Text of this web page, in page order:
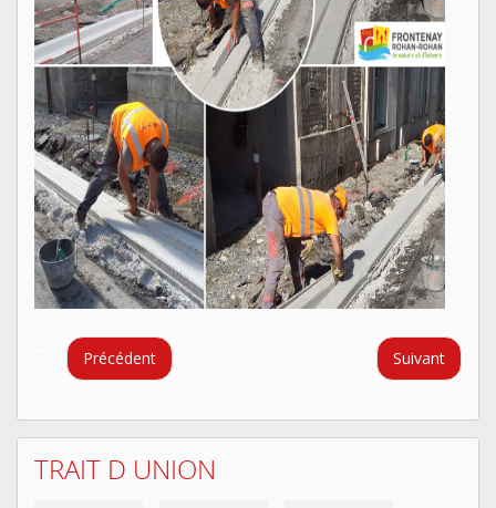
Précédent Suivant
TRAIT D UNION